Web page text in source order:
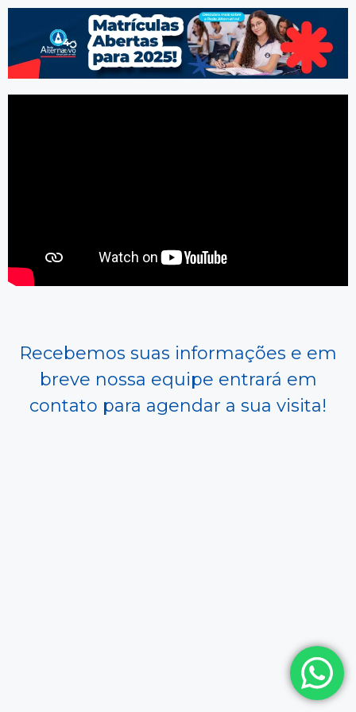
Recebemos suas informações e em
breve nossa equipe entrará em
contato para agendar a sua visita!